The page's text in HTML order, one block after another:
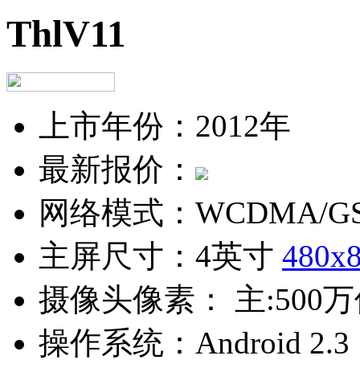
ThlV11
上市年份： 2012年
最新报价：
网络模式： WCDMA/
主屏尺寸： 4英寸
摄像头像素：
主:500
操作系统： Android 2.3